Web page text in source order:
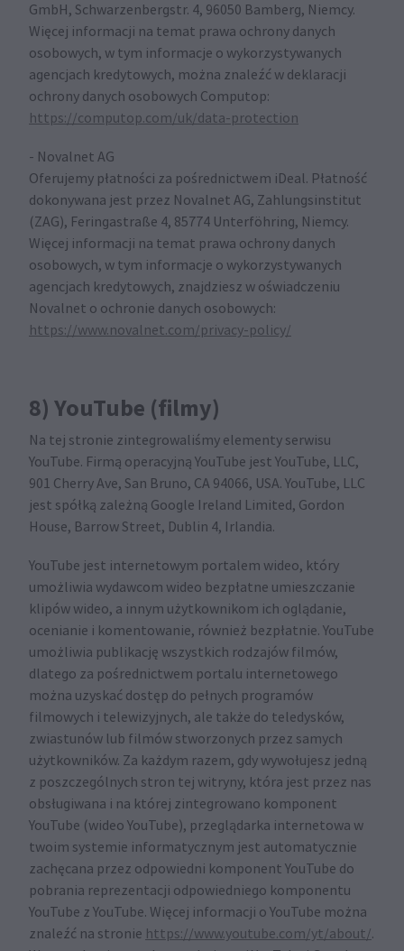
GmbH, Schwarzenbergstr. 4, 96050 Bamberg, Niemcy.
Więcej informacji na temat prawa ochrony danych
osobowych, w tym informacje o wykorzystywanych
agencjach kredytowych, można znaleźć w deklaracji
ochrony danych osobowych Computop:
https://computop.com/uk/data-protection
- Novalnet AG
Oferujemy płatności za pośrednictwem iDeal. Płatność
dokonywana jest przez Novalnet AG, Zahlungsinstitut
(ZAG), Feringastraße 4, 85774 Unterföhring, Niemcy.
Więcej informacji na temat prawa ochrony danych
osobowych, w tym informacje o wykorzystywanych
agencjach kredytowych, znajdziesz w oświadczeniu
Novalnet o ochronie danych osobowych:
https://www.novalnet.com/privacy-policy/
8) YouTube (filmy)
Na tej stronie zintegrowaliśmy elementy serwisu
YouTube. Firmą operacyjną YouTube jest YouTube, LLC,
901 Cherry Ave, San Bruno, CA 94066, USA. YouTube, LLC
jest spółką zależną Google Ireland Limited, Gordon
House, Barrow Street, Dublin 4, Irlandia.
YouTube jest internetowym portalem wideo, który
umożliwia wydawcom wideo bezpłatne umieszczanie
klipów wideo, a innym użytkownikom ich oglądanie,
ocenianie i komentowanie, również bezpłatnie. YouTube
umożliwia publikację wszystkich rodzajów filmów,
dlatego za pośrednictwem portalu internetowego
można uzyskać dostęp do pełnych programów
filmowych i telewizyjnych, ale także do teledysków,
zwiastunów lub filmów stworzonych przez samych
użytkowników. Za każdym razem, gdy wywołujesz jedną
z poszczególnych stron tej witryny, która jest przez nas
obsługiwana i na której zintegrowano komponent
YouTube (wideo YouTube), przeglądarka internetowa w
twoim systemie informatycznym jest automatycznie
zachęcana przez odpowiedni komponent YouTube do
pobrania reprezentacji odpowiedniego komponentu
YouTube z YouTube. Więcej informacji o YouTube można
znaleźć na stronie https://www.youtube.com/yt/about/.